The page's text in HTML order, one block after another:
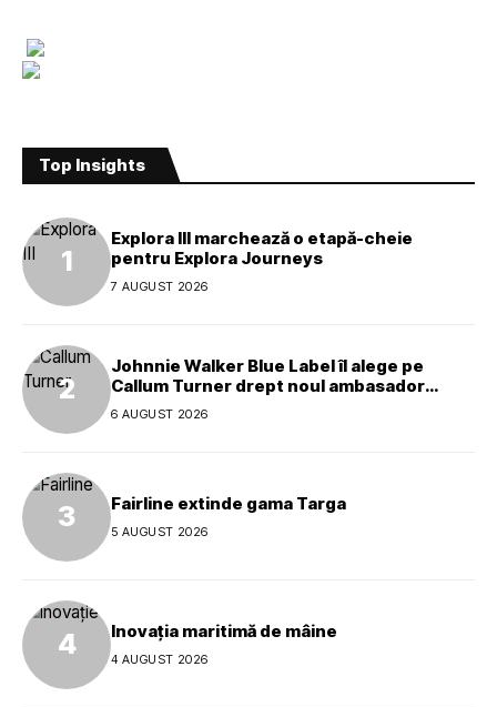
Top Insights
Explora III marchează o etapă-cheie
pentru Explora Journeys
7 AUGUST 2026
Johnnie Walker Blue Label îl alege pe
Callum Turner drept noul ambasador
global al mărcii
6 AUGUST 2026
Fairline extinde gama Targa
5 AUGUST 2026
Inovația maritimă de mâine
4 AUGUST 2026